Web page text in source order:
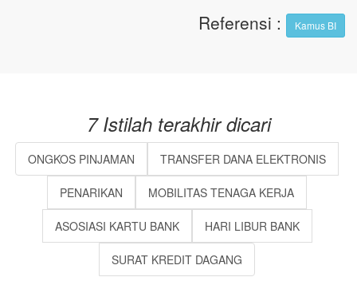
Referensi : Kamus BI
7 Istilah terakhir dicari
ONGKOS PINJAMAN TRANSFER DANA ELEKTRONIS
PENARIKAN MOBILITAS TENAGA KERJA
ASOSIASI KARTU BANK HARI LIBUR BANK
SURAT KREDIT DAGANG